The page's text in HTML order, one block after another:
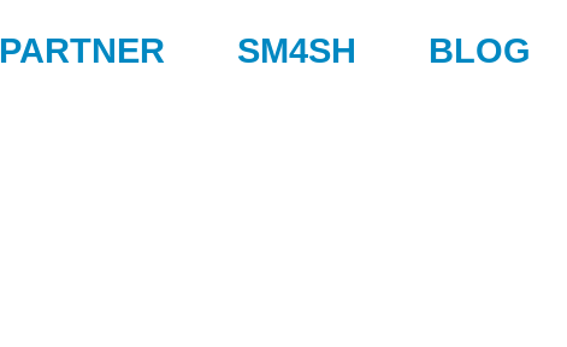
PARTNER SM4SH BLOG